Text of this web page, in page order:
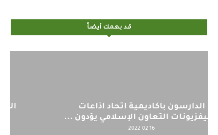
قد يهمك أيضاً
اليوم : المشاركة بالاجتماع التحضيري
لمنظمي قمة اسيا...